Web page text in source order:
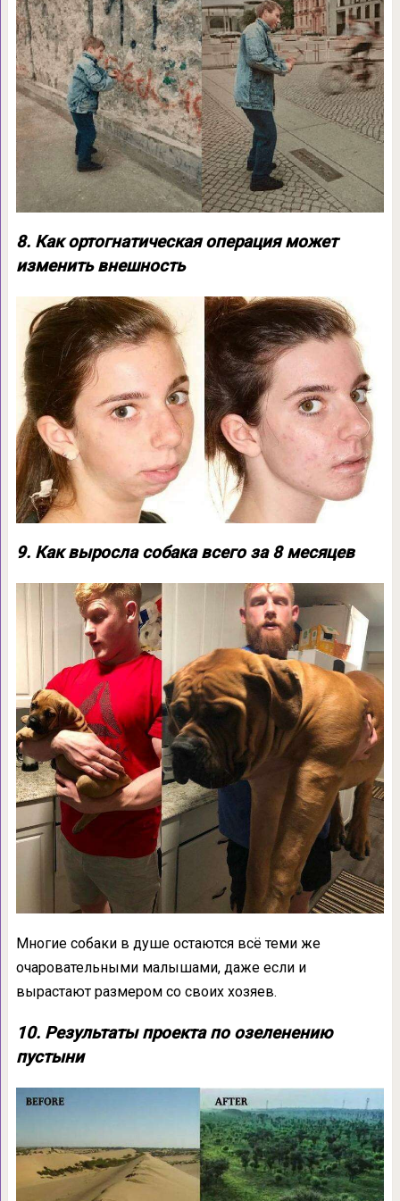
8. Как ортогнатическая операция может
изменить внешность
9. Как выросла собака всего за 8 месяцев
Многие собаки в душе остаются всё теми же
очаровательными малышами, даже если и
вырастают размером со своих хозяев.
10. Результаты проекта по озеленению
пустыни